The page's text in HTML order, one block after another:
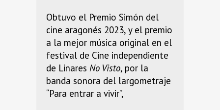
Obtuvo el Premio Simón del
cine aragonés 2023, y el premio
a la mejor música original en el
festival de Cine independiente
de Linares No Visto, por la
banda sonora del largometraje
“Para entrar a vivir”,